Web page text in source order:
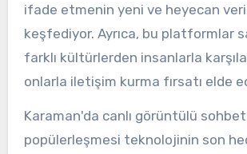
ifade etmenin yeni ve heyecan
keşfediyor. Ayrıca, bu platformlar
farklı kültürlerden insanlarla
onlarla iletişim kurma fırsatı elde
Karaman'da canlı görüntülü
popülerleşmesi teknolojinin son